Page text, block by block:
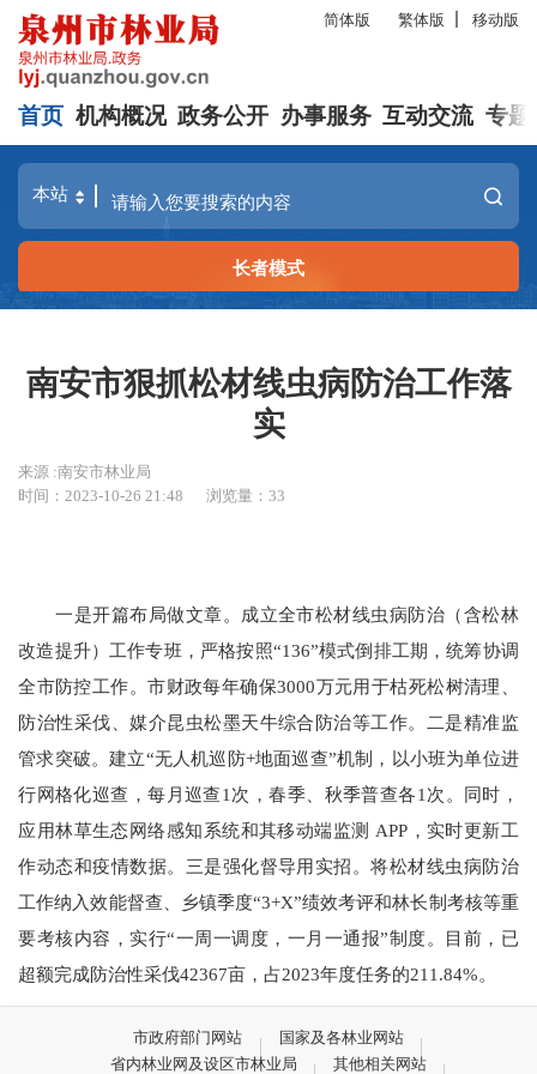
简体版 繁体版 移动版
首页 机构概况 政务公开 办事服务 互动交流 专题
长者模式
南安市狠抓松材线虫病防治工作落
实
来源 :南安市林业局
时间：2023-10-26 21:48
浏览量：33
一是开篇布局做文章。成立全市松材线虫病防治（含松林
改造提升）工作专班，严格按照“136”模式倒排工期，统筹协调
全市防控工作。市财政每年确保3000万元用于枯死松树清理、
防治性采伐、媒介昆虫松墨天牛综合防治等工作。二是精准监
管求突破。建立“无人机巡防+地面巡查”机制，以小班为单位进
行网格化巡查，每月巡查1次，春季、秋季普查各1次。同时，
应用林草生态网络感知系统和其移动端监测 APP，实时更新工
作动态和疫情数据。三是强化督导用实招。将松材线虫病防治
工作纳入效能督查、乡镇季度“3+X”绩效考评和林长制考核等重
要考核内容，实行“一周一调度，一月一通报”制度。目前，已
超额完成防治性采伐42367亩，占2023年度任务的211.84%。
市政府部门网站
国家及各林业网站
省内林业网及设区市林业局
其他相关网站